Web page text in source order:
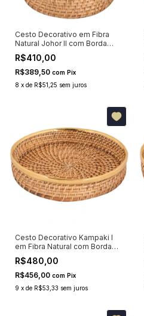
Cesto Decorativo em Fibra
Natural Johor II com Borda
Dourada 24x23x21cm
R$410,00
R$389,50 com Pix
8 x de R$51,25 sem juros
Cesto Decorativo Kampaki I
em Fibra Natural com Borda
Dourada 35x35cm
R$480,00
R$456,00 com Pix
9 x de R$53,33 sem juros